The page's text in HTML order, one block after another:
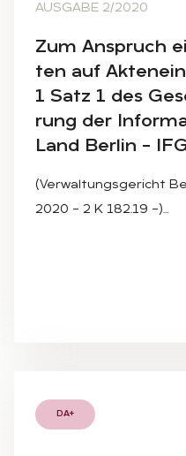
AUSGABE 2/2020
Zum An­spruch
ten auf
1 Satz 1 des
rung der
Land Ber­lin –
(Verwaltungsgericht
2020 – 2 K 182.19 –)…
DA+